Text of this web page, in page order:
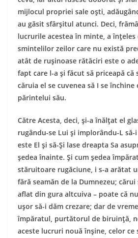
mijlocul propriei sale oşti,
au găsit sfârşitul atunci. Deci,
lucrurile acestea în minte, a înţeles
smintelilor zeilor care nu există
atât de ruşinoase rătăciri este o
fapt care l-a şi făcut să priceapă că
căruia el se cuvenea să I se închine
părintelui său.
Către Acesta, deci, şi-a înălţat el
rugându-se Lui şi implorându-L să-
este El şi să-Şi lase dreapta Sa
şedea înainte. Şi cum şedea
stăruitoare rugăciune, i s-a arătat
fără seamăn de la Dumnezeu; cărui
aflat din gura altcuiva – poate că
uşor să-i dăm crezare; dar de
împăratul, purtătorul de biruinţă,
aceste lucruri nouă înşine, celor ce